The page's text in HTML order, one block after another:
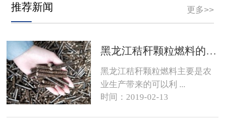
更多>>
推荐新闻
黑龙江秸秆颗粒燃料的销路在哪？
黑龙江秸秆颗粒燃料主要是农
业生产带来的可以利 ...
时间：2019-02-13